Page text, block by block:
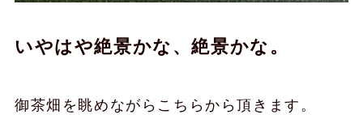
いやはや絶景かな、絶景かな。
御茶畑を眺めながらこちらから頂きます。